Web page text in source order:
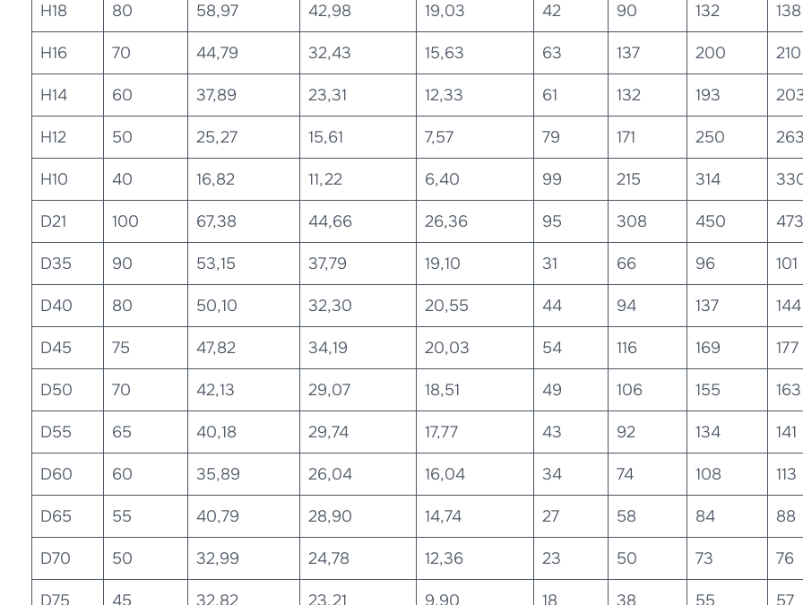
H18 80 58,97 42,98 19,03 42 90 132 138
H16 70 44,79 32,43 15,63 63 137 200 210
H14 60 37,89 23,31 12,33 61 132 193
H12 50 25,27 15,61 7,57 79 171 250
H10 40 16,82 11,22 6,40 99 215 314
D21 100 67,38 44,66 26,36 95 308 450 473
D35 90 53,15 37,79 19,10 31 66 96 101
D40 80 50,10 32,30 20,55 44 94 137 144
D45 75 47,82 34,19 20,03 54 116 169 177
D50 70 42,13 29,07 18,51 49 106 155 163
D55 65 40,18 29,74 17,77 43 92 134 141
D60 60 35,89 26,04 16,04 34 74 108 113
D65 55 40,79 28,90 14,74 27 58 84 88
D70 50 32,99 24,78 12,36 23 50 73 76
D75 45 32,82 23,21 9,90 18 38 55 57